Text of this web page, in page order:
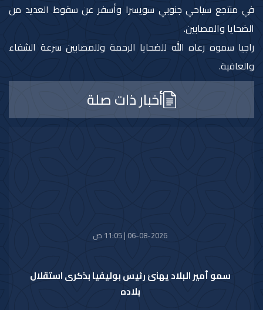
في منتجع سياحي جنوبي سويسرا وأسفر عن سقوط العديد من
الضحايا والمصابين.
راجيا سموه رعاه الله للضحايا الرحمة وللمصابين سرعة الشفاء
والعافية.
أخبار ذات صلة
06-08-2026 | 11:05 ص
سمو أمير البلاد يهنئ رئيس بوليفيا بذكرى استقلال
بلاده